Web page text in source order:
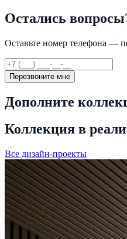
Остались
Оставьте номер телефона —
Перезвоните мне
Дополните
Коллекция в
Все дизайн-проекты